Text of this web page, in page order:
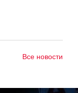
Все новости